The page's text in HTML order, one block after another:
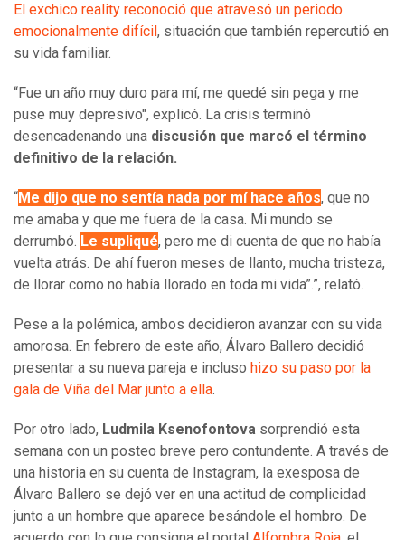
El exchico reality reconoció que atravesó un periodo
emocionalmente difícil , situación que también repercutió en
su vida familiar.
“Fue un año muy duro para mí, me quedé sin pega y me
puse muy depresivo", explicó. La crisis terminó
desencadenando una discusión que marcó el término
definitivo de la relación.
“Me dijo que no sentía nada por mí hace años, que no
me amaba y que me fuera de la casa. Mi mundo se
derrumbó. Le supliqué, pero me di cuenta de que no había
vuelta atrás. De ahí fueron meses de llanto, mucha tristeza,
de llorar como no había llorado en toda mi vida”.”, relató.
Pese a la polémica, ambos decidieron avanzar con su vida
amorosa. En febrero de este año, Álvaro Ballero decidió
presentar a su nueva pareja e incluso hizo su paso por la
gala de Viña del Mar junto a ella.
Por otro lado, Ludmila Ksenofontova sorprendió esta
semana con un posteo breve pero contundente. A través de
una historia en su cuenta de Instagram, la exesposa de
Álvaro Ballero se dejó ver en una actitud de complicidad
junto a un hombre que aparece besándole el hombro. De